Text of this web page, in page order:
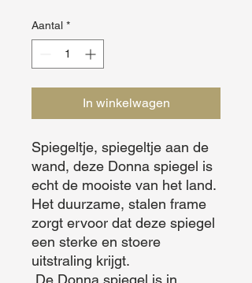
Aantal *
In winkelwagen
Spiegeltje, spiegeltje aan de
wand, deze Donna spiegel is
echt de mooiste van het land.
Het duurzame, stalen frame
zorgt ervoor dat deze spiegel
een sterke en stoere
uitstraling krijgt.